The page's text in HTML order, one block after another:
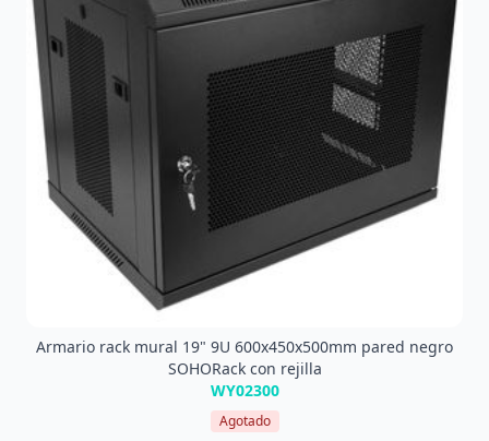
Armario rack mural 19" 9U 600x450x500mm pared negro
SOHORack con rejilla
WY02300
Agotado